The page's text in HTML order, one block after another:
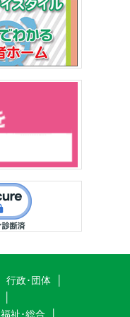
行政･団体
福祉･総合